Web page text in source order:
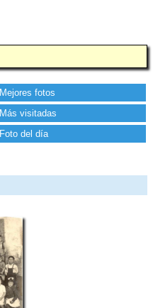
Mejores fotos
Más visitadas
Foto del día